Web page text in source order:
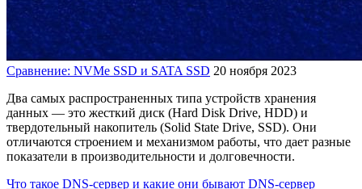
Сравнение: NVMe SSD и SATA SSD 20 ноября 2023
Два самых распространенных типа устройств хранения
данных — это жесткий диск (Hard Disk Drive, HDD) и
твердотельный накопитель (Solid State Drive, SSD). Они
отличаются строением и механизмом работы, что дает разные
показатели в производительности и долговечности.
Что такое DNS-сервер и какие они бывают DNS-сервер